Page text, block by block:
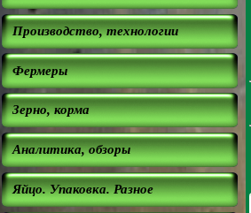
Производство, технологии
Фермеры
Зерно, корма
Аналитика, обзоры
Яйцо. Упаковка. Разное